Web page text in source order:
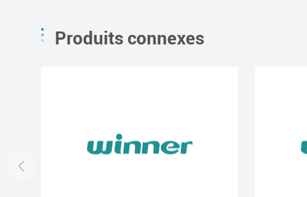
Produits connexes